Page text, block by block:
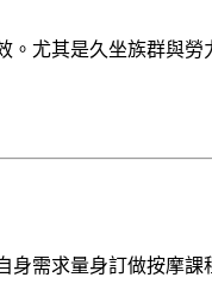
尤其是久坐族群與
身需求量身訂做按摩課